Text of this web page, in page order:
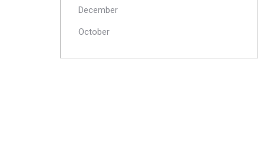
December
October